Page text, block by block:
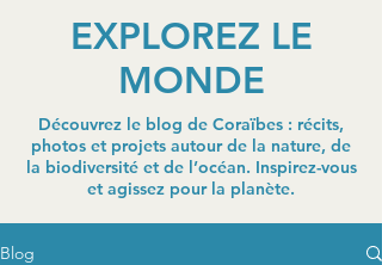
EXPLOREZ LE
MONDE
Découvrez le blog de Coraïbes : récits,
photos et projets autour de la nature, de
la biodiversité et de l’océan. Inspirez-vous
et agissez pour la planète.
Blog